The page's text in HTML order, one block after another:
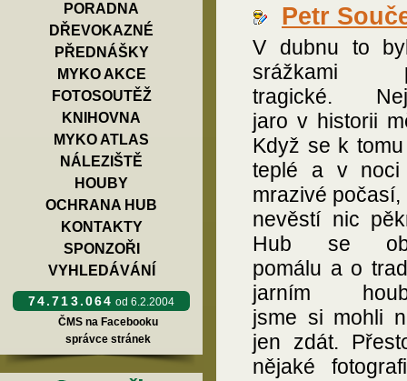
PORADNA
DŘEVOKAZNÉ
PŘEDNÁŠKY
MYKO AKCE
FOTOSOUTĚŽ
KNIHOVNA
MYKO ATLAS
NÁLEZIŠTĚ
HOUBY
OCHRANA HUB
KONTAKTY
SPONZOŘI
VYHLEDÁVÁNÍ
74.713.064 od 6.2.2004
ČMS na Facebooku
správce stránek
Petr
V dubnu to
srážkami
tragické.
jaro v historii
Když se k
teplé a v noci
mrazivé počasí,
nevěstí nic
Hub se
pomálu a o
jarním
jsme si mohli
jen zdát.
nějaké